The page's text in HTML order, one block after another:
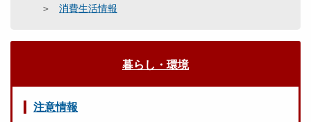
消費生活情報
暮らし・環境
注意情報